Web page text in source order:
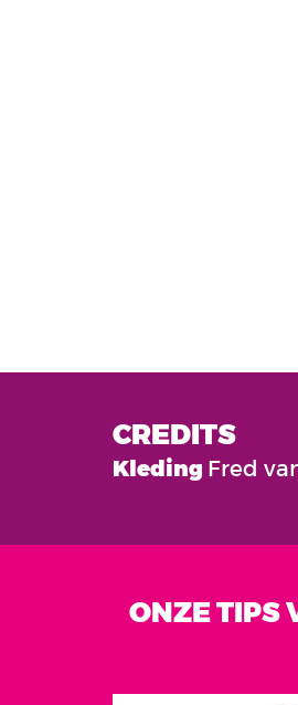
CREDITS
Kleding Fred
ONZE TIPS